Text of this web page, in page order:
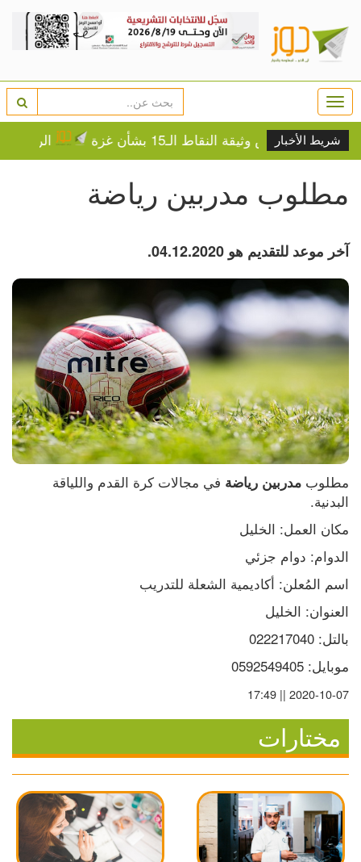
شريط الأخبار
ترفض وثيقة النقاط الـ15 بشأن غزة الرئيس
مطلوب مدربين رياضة
آخر موعد للتقديم هو 04.12.2020.
مطلوب مدربين رياضة
البدنية.
مكان العمل: الخليل
الدوام: دوام جزئي
اسم المُعلن: أكاديمية الشعلة للتدريب
العنوان: الخليل
بالتل: 022217040
موبايل: 0592549405
2020-10-07 || 17:49
مختارات